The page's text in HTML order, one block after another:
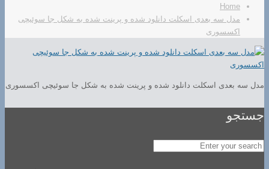
Home
مدل سه بعدی اسکلت دانلود شده و پرینت شده به شکل جا سوئیچی
اکسسوری
مدل سه بعدی اسکلت دانلود شده و پرینت شده به شکل جا سوئیچی اکسسوری
جستجو